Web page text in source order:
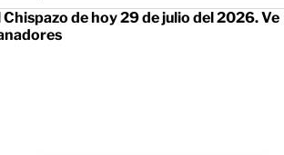
de hoy 29 de julio del 2026. Ve